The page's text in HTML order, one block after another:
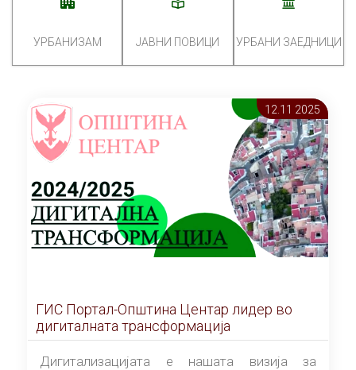
УРБАНИЗАМ ЈАВНИ ПОВИЦИ УРБАНИ ЗАЕДНИЦИ
12.11 2025
ГИС Портал-Општина Центар лидер во
дигиталната трансформација
Дигитализацијата е нашата визија за